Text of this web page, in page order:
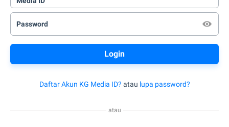
Password
Daftar Akun KG Media ID? atau lupa password?
atau